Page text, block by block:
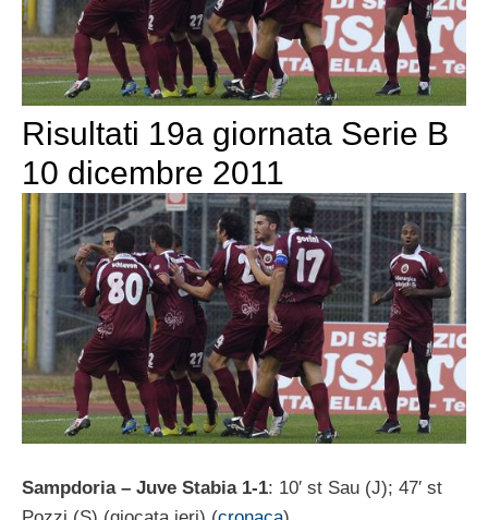
Risultati 19a giornata Serie B
10 dicembre 2011
Sampdoria – Juve Stabia 1-1: 10′ st Sau (J); 47′ st